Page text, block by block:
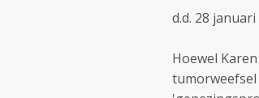
d.d. 28
Hoewel